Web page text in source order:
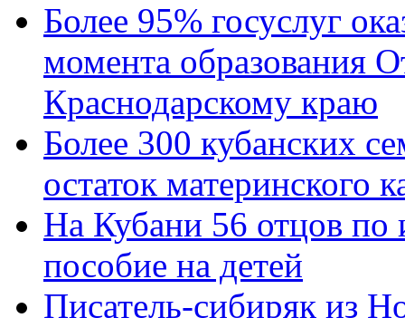
Более 95% госуслуг
момента образования
Краснодарскому краю
Более 300 кубанских
остаток материнского
На Кубани 56 отцов по
пособие на детей
Писатель-сибиряк из